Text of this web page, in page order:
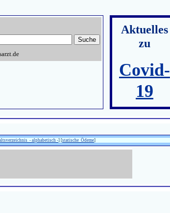
Aktuelles
zu
Covid-
19
- alphabetisch -] [statische Ödeme]